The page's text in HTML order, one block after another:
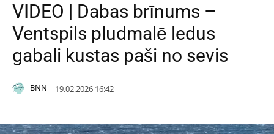
VIDEO | Dabas brīnums –
Ventspils pludmalē ledus
gabali kustas paši no sevis
BNN 19.02.2026 16:42